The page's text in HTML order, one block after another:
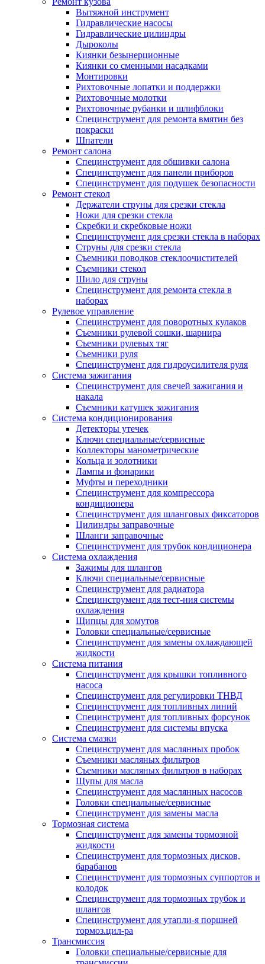
Вытяжной инструмент
Гидравлические насосы
Гидравлические цилиндры
Дыроколы
Киянки безынерционные
Киянки со сменными насадками
Монтировки
Рихтовочные лопатки и поддержки
Рихтовочные молотки
Рихтовочные рубанки и шлифблоки
Специнструмент для ремонта вмятин без
покраски
Шпатели
Ремонт салона
Специнструмент для обшивки салона
Специнструмент для панели приборов
Специнструмент для подушек безопасности
Ремонт стекол
Держатели струны для срезки стекла
Ножи для срезки стекла
Скребки и скребковые ножи
Специнструмент для срезки стекла в наборах
Струны для срезки стекла
Съемники поводков стеклоочистителей
Съемники стекол
Шило для струны
Специнструмент для ремонта стекла в
наборах
Рулевое управление
Специнструмент для поворотных кулаков
Съемники рулевой сошки, шарнира
Съемники рулевых тяг
Съемники руля
Специнструмент для гидроусилителя руля
Система зажигания
Специнструмент для свечей зажигания и
накала
Съемники катушек зажигания
Система кондиционирования
Детекторы утечек
Ключи специальные/сервисные
Коллекторы манометрические
Кольца и золотники
Лампы и фонарики
Муфты и переходники
Специнструмент для компрессора
кондиционера
Специнструмент для шланговых фиксаторов
Цилиндры заправочные
Шланги заправочные
Специнструмент для трубок кондиционера
Система охлаждения
Зажимы для шлангов
Ключи специальные/сервисные
Специнструмент для радиатора
Специнструмент для тест-ния системы
охлаждения
Щипцы для хомутов
Головки специальные/сервисные
Специнструмент для замены охлаждающей
жидкости
Система питания
Специнструмент для крышки топливного
насоса
Специнструмент для регулировки ТНВД
Специнструмент для топливных линий
Специнструмент для топливных форсунок
Специнструмент для системы впуска
Система смазки
Специнструмент для маслянных пробок
Съемники масляных фильтров
Съемники масляных фильтров в наборах
Щупы для масла
Специнструмент для маслянных насосов
Головки специальные/сервисные
Специнструмент для замены масла
Тормозная система
Специнструмент для замены тормозной
жидкости
Специнструмент для тормозных дисков,
барабанов
Специнструмент для тормозных суппортов и
колодок
Специнструмент для тормозных трубок и
шлангов
Специнструмент для утапли-я поршней
тормоз.цил-ра
Трансмиссия
Головки специальные/сервисные для